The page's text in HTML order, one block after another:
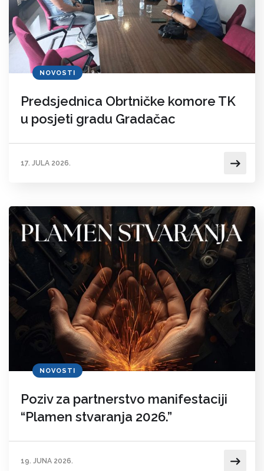
NOVOSTI
Predsjednica Obrtničke komore TK
u posjeti gradu Gradačac
17. JULA 2026.
NOVOSTI
Poziv za partnerstvo manifestaciji
“Plamen stvaranja 2026.”
19. JUNA 2026.